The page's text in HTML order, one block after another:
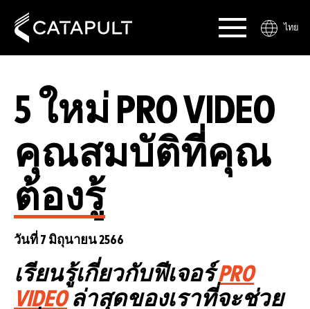
ไทย
5 ใหม่ PRO VIDEO
คุณสมบัติที่คุณ
ต้องรู้
วันที่ 7 มิถุนายน 2566
เรียนรู้เกี่ยวกับฟีเจอร์PRO
VIDEOล่าสุดของเราที่จะช่วย